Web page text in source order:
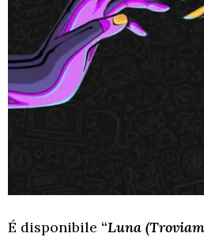
É disponibile “Luna